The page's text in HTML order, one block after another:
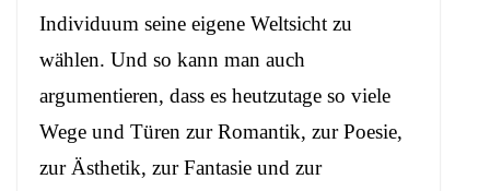
Individuum seine eigene Weltsicht zu
wählen. Und so kann man auch
argumentieren, dass es heutzutage so viele
Wege und Türen zur Romantik, zur Poesie,
zur Ästhetik, zur Fantasie und zur